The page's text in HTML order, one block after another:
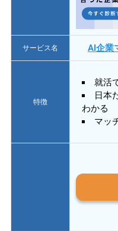
サービス名 AI企業
特徴
就活
日本
わかる
マッ